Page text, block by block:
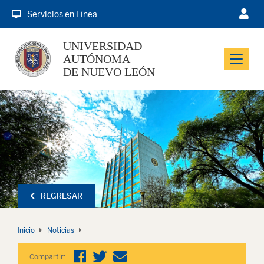
Servicios en Línea
Menu
UNIVERSIDAD
AUTÓNOMA
DE NUEVO LEÓN
REGRESAR
Inicio Noticias
Compartir: